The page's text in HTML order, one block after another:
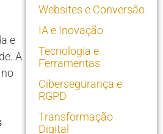
e
A
Websites e Conversão
IA e Inovação
Tecnologia e
Ferramentas
Cibersegurança e
RGPD
Transformação
Digital